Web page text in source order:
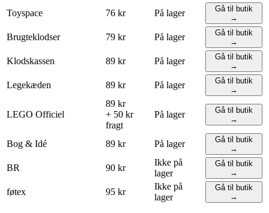
Toyspace 76 kr På lager
Gå til butik
→
Brugteklodser 79 kr På lager
Gå til butik
→
Klodskassen 89 kr På lager
Gå til butik
→
Legekæden 89 kr På lager
Gå til butik
→
LEGO Officiel
89 kr
+ 50 kr
fragt
På lager
Gå til butik
→
Bog & Idé 89 kr På lager
Gå til butik
→
BR 90 kr
Ikke på
lager
Gå til butik
→
føtex 95 kr
Ikke på
lager
Gå til butik
→